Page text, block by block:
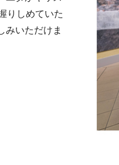
りしめていた
みいただけま